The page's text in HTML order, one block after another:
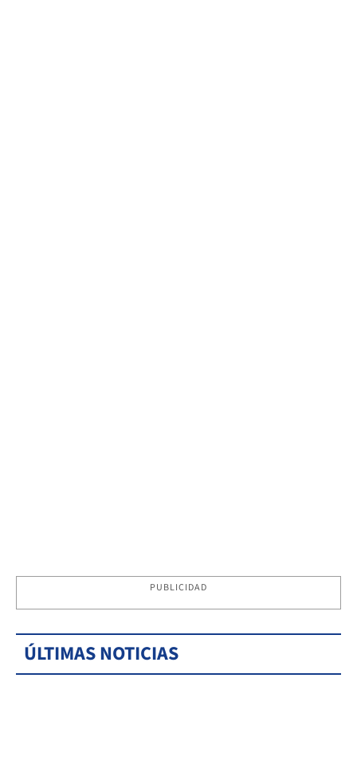
PUBLICIDAD
ÚLTIMAS NOTICIAS